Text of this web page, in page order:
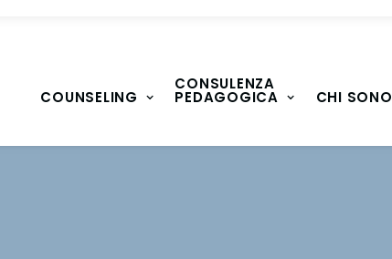
COUNSELING
CONSULENZA
PEDAGOGICA CHI SONO